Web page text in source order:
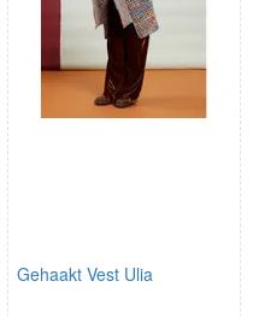
Gehaakt Vest Ulia